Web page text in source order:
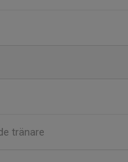
tränare